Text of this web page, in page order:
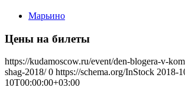
Марьино
Цены на билеты
https://kudamoscow.ru/event/den-blogera-v-
shag-2018/ 0 https://schema.org/InStock 2018-
10T00:00:00+03:00